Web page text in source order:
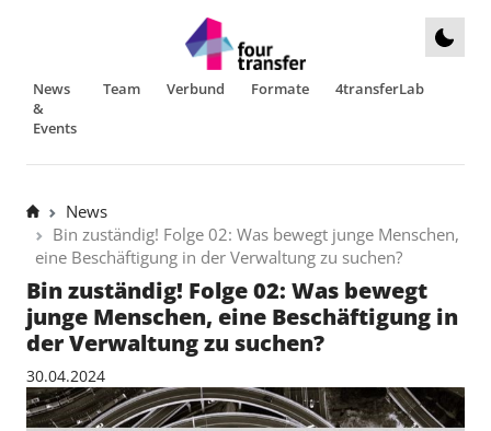
News
&
Events
Team Verbund Formate 4transferLab
News
Bin zuständig! Folge 02: Was bewegt junge Menschen,
eine Beschäftigung in der Verwaltung zu suchen?
Bin zuständig! Folge 02: Was bewegt
junge Menschen, eine Beschäftigung in
der Verwaltung zu suchen?
30.04.2024